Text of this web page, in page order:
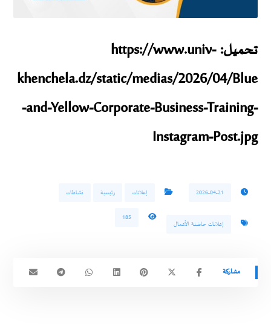
تحميل:https://www.univ-
khenchela.dz/static/medias/2026/04/Blue
-and-Yellow-Corporate-Business-Training-
Instagram-Post.jpg
2026-04-21 إعلانات رئيسية نشاطات
إعلانات حاضنة الأعمال
185